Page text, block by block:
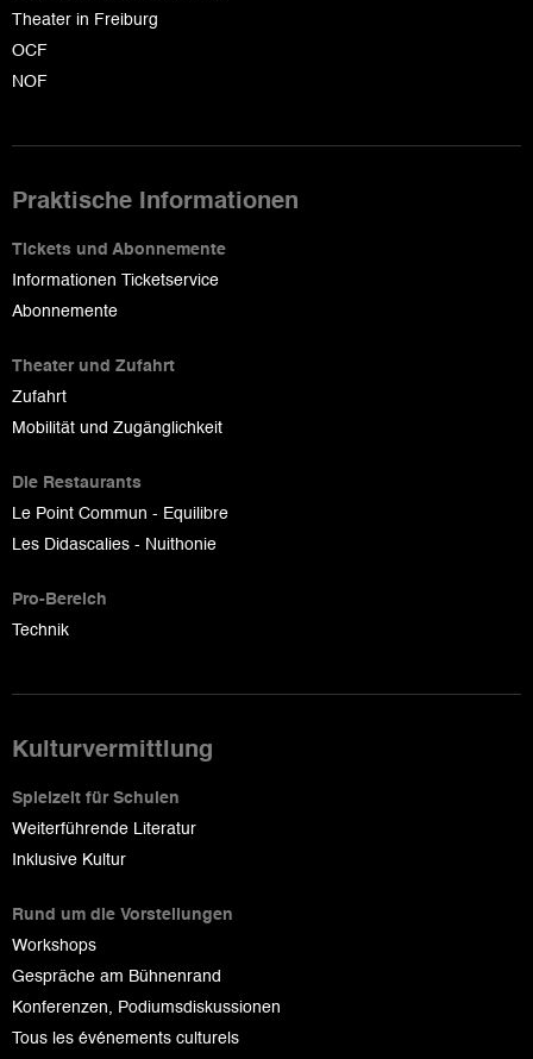
Theater in Freiburg
OCF
NOF
Praktische Informationen
Tickets und Abonnemente
Informationen Ticketservice
Abonnemente
Theater und Zufahrt
Zufahrt
Mobilität und Zugänglichkeit
Die Restaurants
Le Point Commun - Equilibre
Les Didascalies - Nuithonie
Pro-Bereich
Technik
Kulturvermittlung
Spielzeit für Schulen
Weiterführende Literatur
Inklusive Kultur
Rund um die Vorstellungen
Workshops
Gespräche am Bühnenrand
Konferenzen, Podiumsdiskussionen
Tous les événements culturels